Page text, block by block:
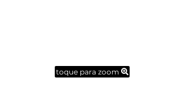
toque para zoom